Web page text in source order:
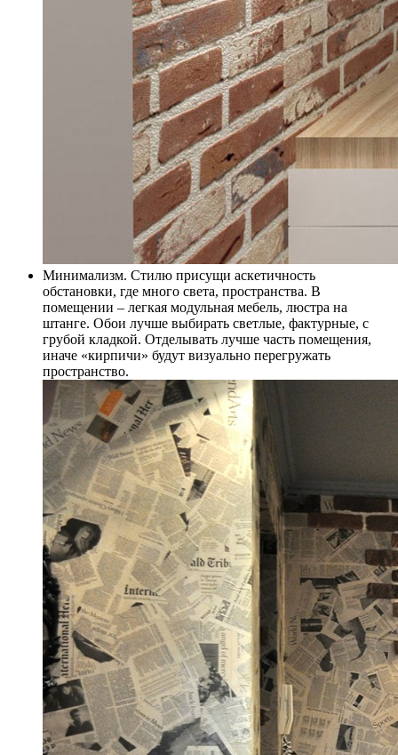
Минимализм. Стилю присущи аскетичность
обстановки, где много света, пространства. В
помещении – легкая модульная мебель, люстра на
штанге. Обои лучше выбирать светлые, фактурные, с
грубой кладкой. Отделывать лучше часть помещения,
иначе «кирпичи» будут визуально перегружать
пространство.